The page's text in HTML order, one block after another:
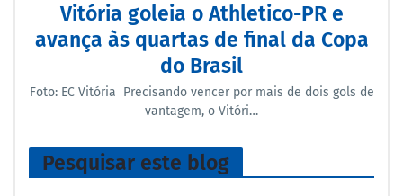
Vitória goleia o Athletico-PR e
avança às quartas de final da Copa
do Brasil
Foto: EC Vitória Precisando vencer por mais de dois gols de
vantagem, o Vitóri…
Pesquisar este blog